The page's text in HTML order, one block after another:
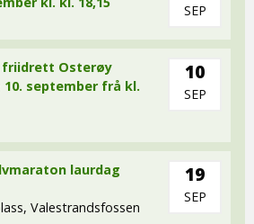
SEP
friidrett Osterøy
september frå kl.
10
SEP
laurdag
Valestrandsfossen
19
SEP